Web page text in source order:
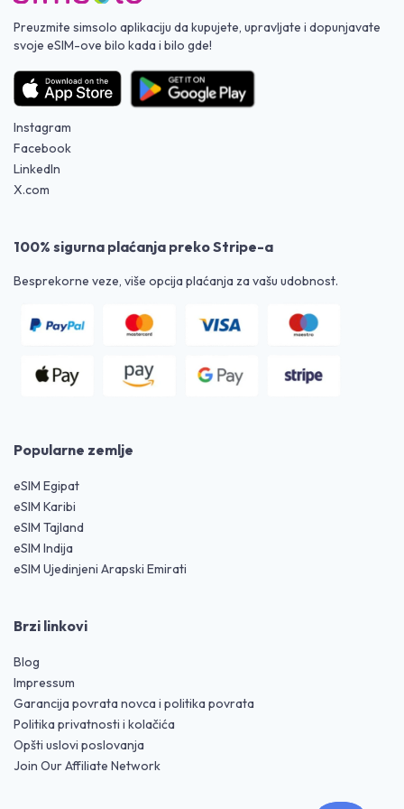
Preuzmite simsolo aplikaciju da kupujete, upravljate i dopunjavate
svoje eSIM-ove bilo kada i bilo gde!
Instagram
Facebook
LinkedIn
X.com
100% sigurna plaćanja preko Stripe-a
Besprekorne veze, više opcija plaćanja za vašu udobnost.
Popularne zemlje
eSIM Egipat
eSIM Karibi
eSIM Tajland
eSIM Indija
eSIM Ujedinjeni Arapski Emirati
Brzi linkovi
Blog
Impressum
Garancija povrata novca i politika povrata
Politika privatnosti i kolačića
Opšti uslovi poslovanja
Join Our Affiliate Network